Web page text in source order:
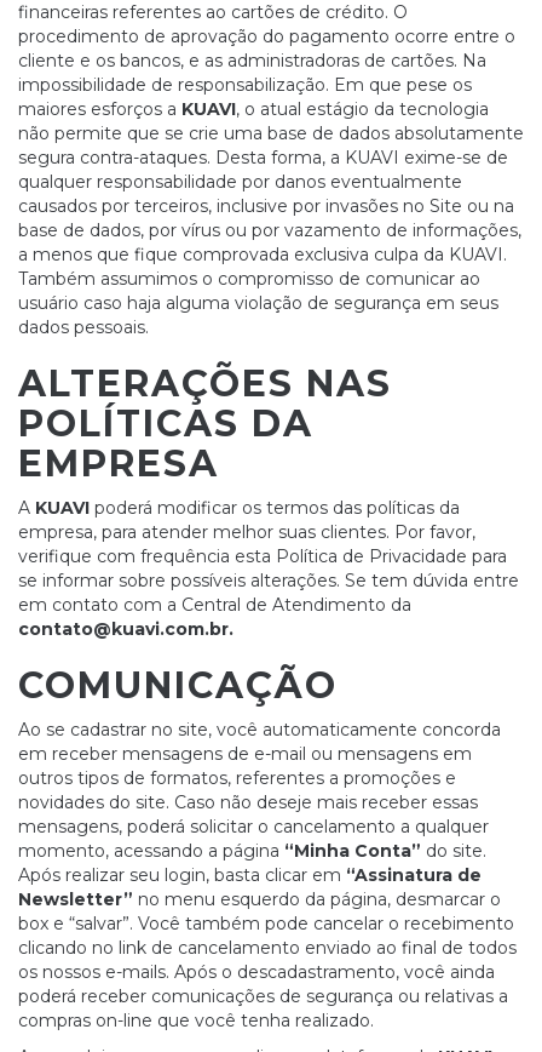
financeiras referentes ao cartões de crédito. O
procedimento de aprovação do pagamento ocorre entre o
cliente e os bancos, e as administradoras de cartões. Na
impossibilidade de responsabilização. Em que pese os
maiores esforços a KUAVI, o atual estágio da tecnologia
não permite que se crie uma base de dados absolutamente
segura contra-ataques. Desta forma, a KUAVI exime-se de
qualquer responsabilidade por danos eventualmente
causados por terceiros, inclusive por invasões no Site ou na
base de dados, por vírus ou por vazamento de informações,
a menos que fique comprovada exclusiva culpa da KUAVI.
Também assumimos o compromisso de comunicar ao
usuário caso haja alguma violação de segurança em seus
dados pessoais.
ALTERAÇÕES NAS
POLÍTICAS DA
EMPRESA
A KUAVI poderá modificar os termos das políticas da
empresa, para atender melhor suas clientes. Por favor,
verifique com frequência esta Política de Privacidade para
se informar sobre possíveis alterações. Se tem dúvida entre
em contato com a Central de Atendimento da
contato@kuavi.com.br.
COMUNICAÇÃO
Ao se cadastrar no site, você automaticamente concorda
em receber mensagens de e-mail ou mensagens em
outros tipos de formatos, referentes a promoções e
novidades do site. Caso não deseje mais receber essas
mensagens, poderá solicitar o cancelamento a qualquer
momento, acessando a página “Minha Conta” do site.
Após realizar seu login, basta clicar em “Assinatura de
Newsletter” no menu esquerdo da página, desmarcar o
box e “salvar”. Você também pode cancelar o recebimento
clicando no link de cancelamento enviado ao final de todos
os nossos e-mails. Após o descadastramento, você ainda
poderá receber comunicações de segurança ou relativas a
compras on-line que você tenha realizado.